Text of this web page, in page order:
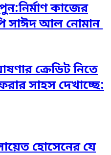
কাজের
সাঈদ আল নোমান
ক্রেডিট নিতে
সাহস দেখাচ্ছে:
হোসেনের যে